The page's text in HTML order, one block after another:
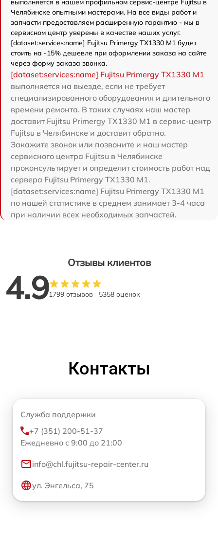
выполняется в нашем профильном сервис-центре Fujitsu в
Челябинске опытными мастерами. На все виды работ и
запчасти предоставляем расширенную гарантию - мы в
сервисном центр уверены в качестве наших услуг.
[dataset:services:name] Fujitsu Primergy TX1330 M1 будет
стоить на -15% дешевле при оформлении заказа на сайте
через форму заказа звонка.
[dataset:services:name] Fujitsu Primergy TX1330 M1
выполняется на выезде, если не требует
специализированного оборудования и длительного
времени ремонта. В таких случаях наш мастер
доставит Fujitsu Primergy TX1330 M1 в сервис-центр
Fujitsu в Челябинске и доставит обратно.
Закажите звонок или позвоните и наш мастер
сервисного центра Fujitsu в Челябинске
проконсультирует и определит стоимость работ над
сервера Fujitsu Primergy TX1330 M1.
[dataset:services:name] Fujitsu Primergy TX1330 M1
по нашей статистике в среднем занимает 3-4 часа
при наличии всех необходимых запчастей.
Отзывы клиентов
4.91799 отзывов 5358 оценок
Контакты
Служба поддержки
+7 (351) 200-51-37
Ежедневно с 9:00 до 21:00
info@chl.fujitsu-repair-center.ru
ул. Энгельса, 75